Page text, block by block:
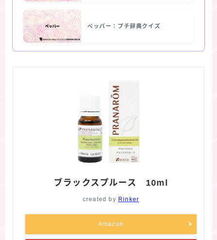
ペッパー：プチ辞典クイズ
ブラックスプルース 10ml
created by Rinker
Amazon